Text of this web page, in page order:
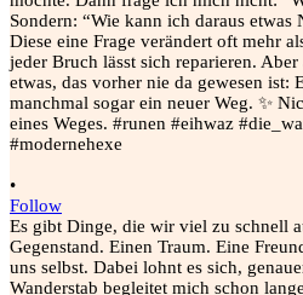
•
Follow
Es gibt Dinge, die wir viel zu schnell
Gegenstand. Einen Traum. Eine
uns selbst. Dabei lohnt es sich,
Wanderstab begleitet mich schon